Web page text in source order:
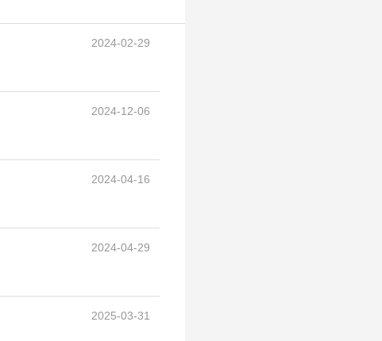
2024-02-29
2024-12-06
2024-04-16
2024-04-29
2025-03-31